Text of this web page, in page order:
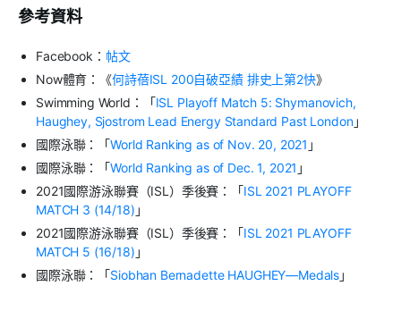
參考資料
Facebook： 帖文
Now體育：《何詩蓓ISL 200自破亞績 排史上第2快》
Swimming World：「ISL Playoff Match 5: Shymanovich,
Haughey, Sjostrom Lead Energy Standard Past London」
國際泳聯：「World Ranking as of Nov. 20, 2021 」
國際泳聯：「World Ranking as of Dec. 1, 2021 」
2021國際游泳聯賽（ISL）季後賽：「ISL 2021 PLAYOFF
MATCH 3 (14/18) 」
2021國際游泳聯賽（ISL）季後賽：「ISL 2021 PLAYOFF
MATCH 5 (16/18) 」
國際泳聯：「Siobhan Bernadette HAUGHEY—Medals」